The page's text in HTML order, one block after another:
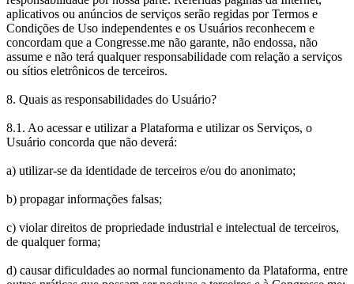
aplicativos ou anúncios de serviços serão regidas por Termos e
Condições de Uso independentes e os Usuários reconhecem e
concordam que a Congresse.me não garante, não endossa, não
assume e não terá qualquer responsabilidade com relação a serviços
ou sítios eletrônicos de terceiros.
8. Quais as responsabilidades do Usuário?
8.1. Ao acessar e utilizar a Plataforma e utilizar os Serviços, o
Usuário concorda que não deverá:
a) utilizar-se da identidade de terceiros e/ou do anonimato;
b) propagar informações falsas;
c) violar direitos de propriedade industrial e intelectual de terceiros,
de qualquer forma;
d) causar dificuldades ao normal funcionamento da Plataforma, entre